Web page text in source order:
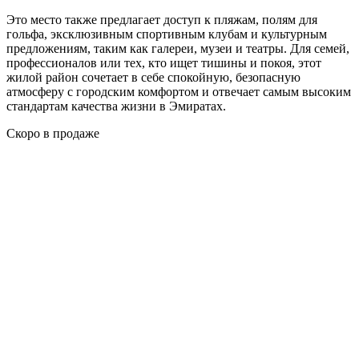
Это место также предлагает доступ к пляжам, полям для
гольфа, эксклюзивным спортивным клубам и культурным
предложениям, таким как галереи, музеи и театры. Для семей,
профессионалов или тех, кто ищет тишины и покоя, этот
жилой район сочетает в себе спокойную, безопасную
атмосферу с городским комфортом и отвечает самым высоким
стандартам качества жизни в Эмиратах.
Скоро в продаже